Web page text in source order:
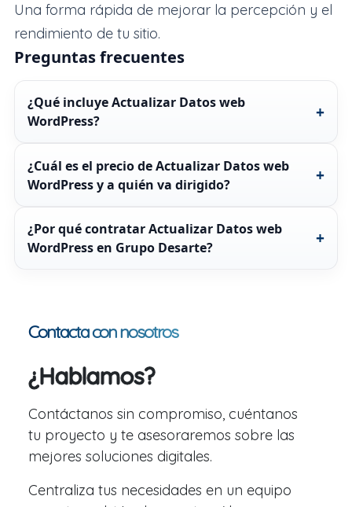
Una forma rápida de mejorar la percepción y el
rendimiento de tu sitio.
Preguntas frecuentes
¿Qué incluye Actualizar Datos web
WordPress?
¿Cuál es el precio de Actualizar Datos web
WordPress y a quién va dirigido?
¿Por qué contratar Actualizar Datos web
WordPress en Grupo Desarte?
Contacta con nosotros
¿Hablamos?
Contáctanos sin compromiso, cuéntanos
tu proyecto y te asesoraremos sobre las
mejores soluciones digitales.
Centraliza tus necesidades en un equipo